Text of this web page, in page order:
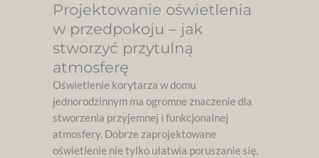
Projektowanie oświetlenia
w przedpokoju – jak
stworzyć przytulną
atmosferę
Oświetlenie korytarza w domu
jednorodzinnym ma ogromne znaczenie dla
stworzenia przyjemnej i funkcjonalnej
atmosfery. Dobrze zaprojektowane
oświetlenie nie tylko ułatwia poruszanie się,